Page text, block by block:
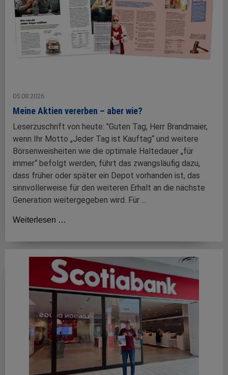
05.08.2026
Meine Aktien vererben – aber wie?
Leserzuschrift von heute: "Guten Tag, Herr Brandmaier,
wenn Ihr Motto „Jeder Tag ist Kauftag“ und weitere
Börsenweisheiten wie die optimale Haltedauer „für
immer“ befolgt werden, führt das zwangsläufig dazu,
dass früher oder später ein Depot vorhanden ist, das
sinnvollerweise für den weiteren Erhalt an die nächste
Generation weitergegeben wird. Für ...
Weiterlesen …